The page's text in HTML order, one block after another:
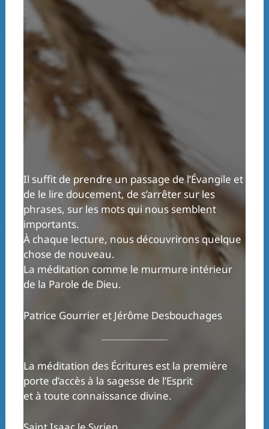
Il suffit de prendre un passage de l’Évangile et
de le lire doucement, de s’arrêter sur les
phrases, sur les mots qui nous semblent
importants.
À chaque lecture, nous découvrirons quelque
chose de nouveau.
La méditation comme le murmure intérieur
de la Parole de Dieu.
Patrice Gourrier et Jérôme Desbouchages
La méditation des Écritures est la première
porte d’accès à la sagesse de l’Esprit
et à toute connaissance divine.